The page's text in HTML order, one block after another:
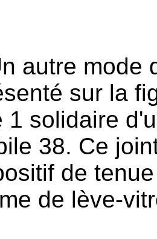
autre mode
sur la
1 solidaire
38. Ce
de
de lève-